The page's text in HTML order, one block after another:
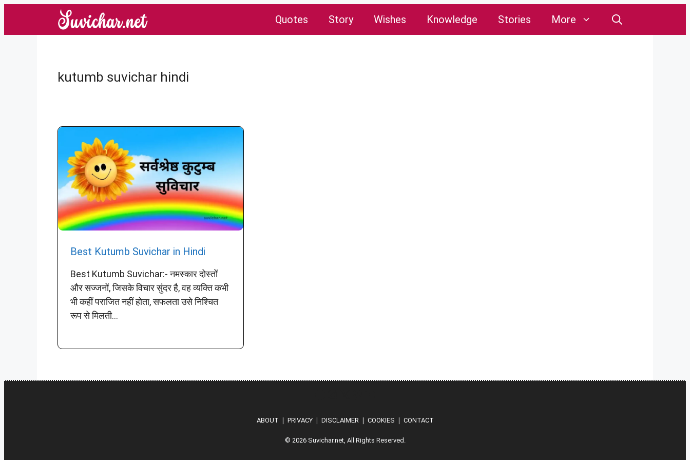
content
Quotes Story Wishes Knowledge Stories More
kutumb suvichar hindi
Best Kutumb Suvichar in Hindi
Best Kutumb Suvichar:- नमस्कार दोस्तों
और सज्जनों, जिसके विचार सुंदर है, वह व्यक्ति कभी
भी कहीं पराजित नहीं होता, सफलता उसे निश्चित
रूप से मिलती...
ABOUT ❘ PRIVACY❘ DISCLAIMER❘ COOKIES ❘ CONTACT
© 2026 Suvichar.net, All Rights Reserved.